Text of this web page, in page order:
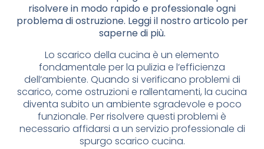
risolvere in modo rapido e professionale ogni
problema di ostruzione. Leggi il nostro articolo per
saperne di più.
Lo scarico della cucina è un elemento
fondamentale per la pulizia e l’efficienza
dell’ambiente. Quando si verificano problemi di
scarico, come ostruzioni e rallentamenti, la cucina
diventa subito un ambiente sgradevole e poco
funzionale. Per risolvere questi problemi è
necessario affidarsi a un servizio professionale di
spurgo scarico cucina.